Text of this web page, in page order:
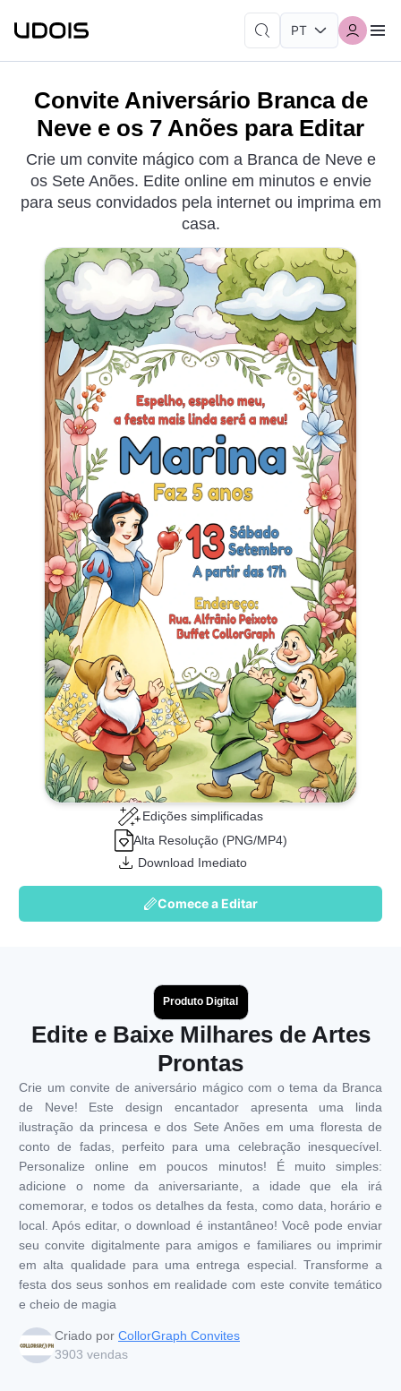
Convite Aniversário Branca de
Neve e os 7 Anões para Editar
Crie um convite mágico com a Branca de Neve e
os Sete Anões. Edite online em minutos e envie
para seus convidados pela internet ou imprima em
casa.
Edições simplificadas
Alta Resolução (PNG/MP4)
Download Imediato
Comece a Editar
Produto Digital
Edite e Baixe Milhares de Artes
Prontas
Crie um convite de aniversário mágico com o tema da Branca
de Neve! Este design encantador apresenta uma linda
ilustração da princesa e dos Sete Anões em uma floresta de
conto de fadas, perfeito para uma celebração inesquecível.
Personalize online em poucos minutos! É muito simples:
adicione o nome da aniversariante, a idade que ela irá
comemorar, e todos os detalhes da festa, como data, horário e
local. Após editar, o download é instantâneo! Você pode enviar
seu convite digitalmente para amigos e familiares ou imprimir
em alta qualidade para uma entrega especial. Transforme a
festa dos seus sonhos em realidade com este convite temático
e cheio de magia
Criado por CollorGraph Convites
3903 vendas